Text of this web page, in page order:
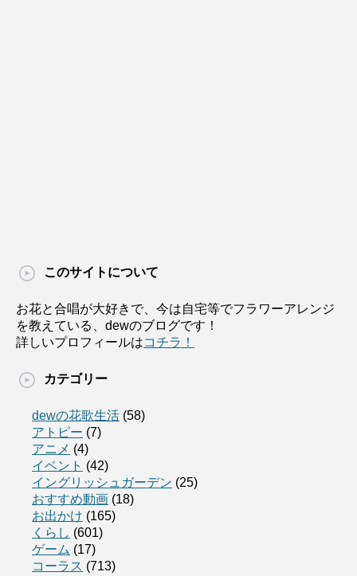
このサイトについて
お花と合唱が大好きで、今は自宅等でフラワーアレンジ
を教えている、dewのブログです！
詳しいプロフィールはコチラ！
カテゴリー
dewの花歌生活 (58)
アトピー (7)
アニメ (4)
イベント (42)
イングリッシュガーデン (25)
おすすめ動画 (18)
お出かけ (165)
くらし (601)
ゲーム (17)
コーラス (713)